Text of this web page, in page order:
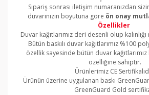
Sipariş sonrası iletişim numaranızdan
duvarınızın boyutuna göre ön onay
Özellikler
Duvar kağıtlarımız deri desenli olup
Bütün baskılı duvar kağıtlarımız %100
özellik sayesinde bütün duvar
özelliğine sahiptir.
Ürünlerimiz CE
Ürünün üzerine uygulanan baskı
GreenGuard Gold